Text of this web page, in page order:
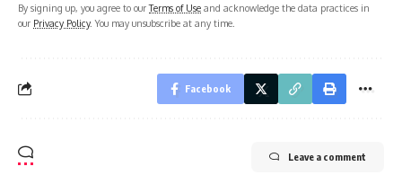
By signing up, you agree to ourTerms of Use and acknowledge the data practices in
our Privacy Policy. You may unsubscribe at any time.
Facebook
Leave a comment